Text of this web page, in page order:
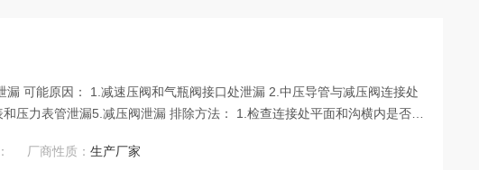
坏,更换新的O形圈,若有异物则去除干净 3.检查供气阀上的
厂商性质：生产厂家